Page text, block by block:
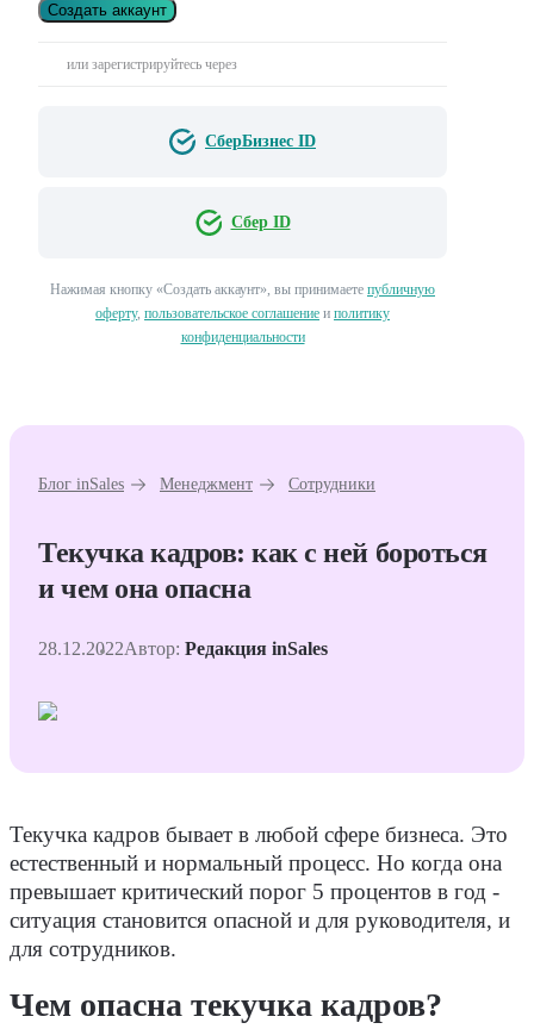
Создать аккаунт
или зарегистрируйтесь через
СберБизнес ID
Сбер ID
Нажимая кнопку «Создать аккаунт», вы принимаете публичную
оферту, пользовательское соглашение и политику
конфиденциальности
Блог inSales Менеджмент Сотрудники
Текучка кадров: как с ней бороться
и чем она опасна
28.12.2022Автор: Редакция inSales
Текучка кадров бывает в любой сфере бизнеса. Это
естественный и нормальный процесс. Но когда она
превышает критический порог 5 процентов в год -
ситуация становится опасной и для руководителя, и
для сотрудников.
Чем опасна текучка кадров?